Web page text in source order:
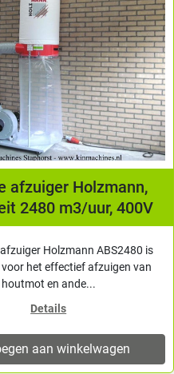
afzuiger Holzmann,
2480 m3/uur, 400V
Holzmann ABS2480 is
het effectief afzuigen van
houtmot en ande...
Details
aan winkelwagen